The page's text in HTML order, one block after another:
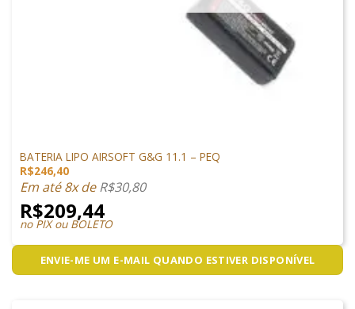
BATERIA LIPO AIRSOFT G&G 11.1 – PEQ
R$246,40
Em até 8x deR$30,80
R$209,44
no PIX ou BOLETO
ENVIE-ME UM E-MAIL QUANDO ESTIVER DISPONÍVEL